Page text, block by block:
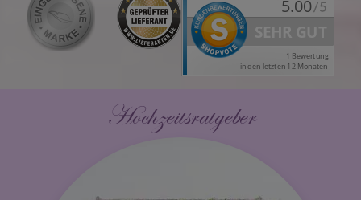
Hochzeitsratgeber